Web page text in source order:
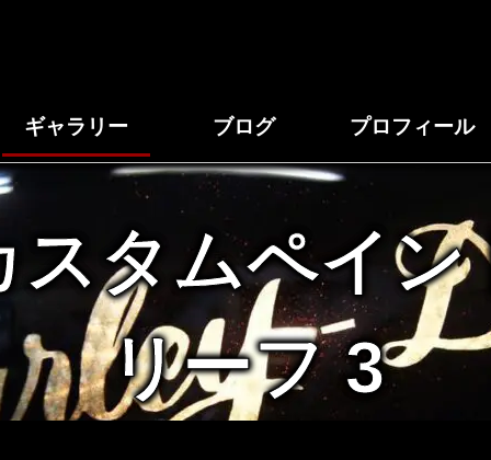
ギャラリー ブログ プロフィール
スタムペイン
リーフ 3